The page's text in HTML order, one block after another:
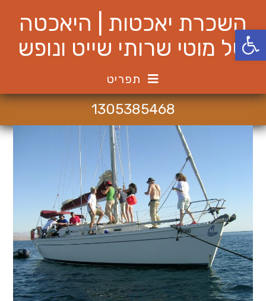
פתח סרגל נגישות
contentהשכרת יאכטות | היאכטה
של מוטי שרותי שייט ונופש
תפריט
1305385468